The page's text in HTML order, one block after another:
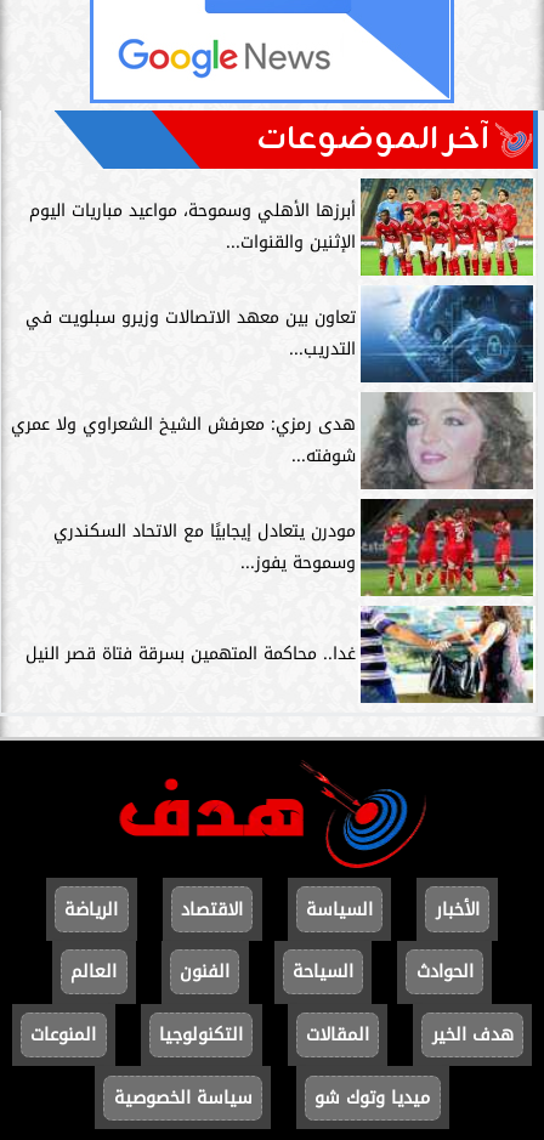
آخر الموضوعات
أبرزها الأهلي وسموحة، مواعيد مباريات اليوم
الإثنين والقنوات...
تعاون بين معهد الاتصالات وزيرو سبلويت في
التدريب...
هدى رمزي: معرفش الشيخ الشعراوي ولا عمري
شوفته...
مودرن يتعادل إيجابيًا مع الاتحاد السكندري
وسموحة يفوز...
غدا.. محاكمة المتهمين بسرقة فتاة قصر النيل
الأخبار السياسة الاقتصاد
الرياضة
الحوادث
السياحة الفنون
العالم
هدف الخير
المقالات التكنولوجيا
المنوعات
ميديا وتوك شو
سياسة الخصوصية